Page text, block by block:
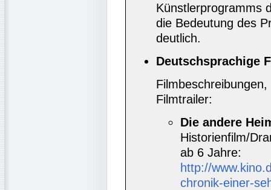
Künstlerprogramms
die Bedeutung des
deutlich.
Deutschsprachige
Filmtrailer:
Die andere
Historienfilm/
ab 6 Jahre:
http://
chronik-einer-